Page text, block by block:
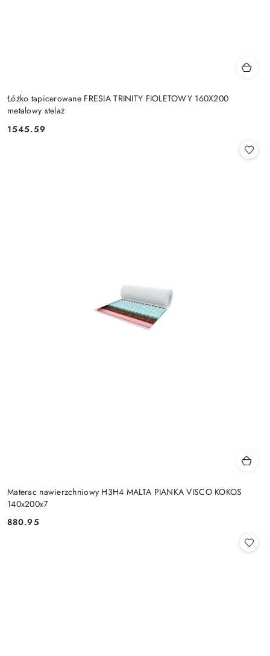
Łóżko tapicerowane FRESIA TRINITY FIOLETOWY 160X200
metalowy stelaż
Cena:
1545.59
Materac nawierzchniowy H3H4 MALTA PIANKA VISCO KOKOS
140x200x7
Cena:
880.95